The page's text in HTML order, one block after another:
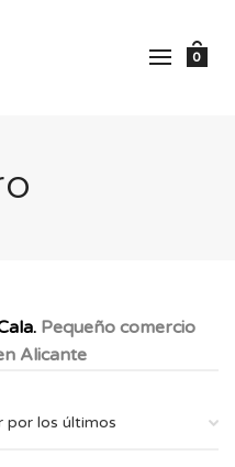
0
Pequeño comercio
Alicante